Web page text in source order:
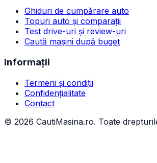
Ghiduri de cumpărare auto
Topuri auto și comparații
Test drive-uri și review-uri
Caută mașini după buget
Informații
Termeni și condiții
Confidențialitate
Contact
© 2026 CautiMasina.ro. Toate